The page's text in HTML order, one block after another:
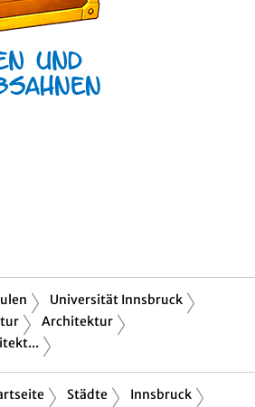
Universität Innsbruck
Architektur
Städte Innsbruck